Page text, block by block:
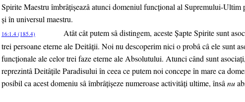
Spirite Maestru îmbrâţişeazâ atunci domeniul funcţional al Supremului-Ultim
şi în universul maestru.
16:1.4 (185.4)
Atât cât putem sâ distingem, aceste Şapte Spirite sunt
trei persoane eterne ale Deitâţii. Noi nu descoperim nici o probâ câ ele sunt
funcţionale ale celor trei faze eterne ale Absolutului. Atunci când sunt
reprezintâ Deitâţile Paradisului în ceea ce putem noi concepe în mare ca
posibil ca acest domeniu sâ îmbrâţişeze numeroase activitâţi ultime, însâ nu